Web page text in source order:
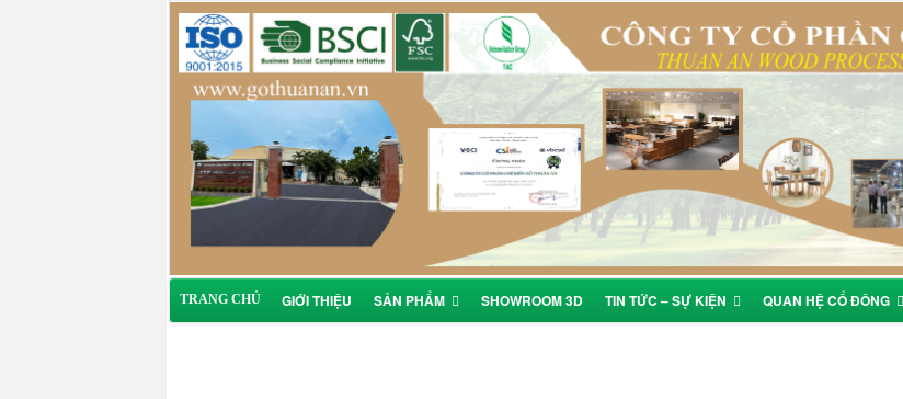
TRANG CHỦ GIỚI THIỆU SẢN PHẨM SHOWROOM 3D TIN TỨC – SỰ KIỆN QUAN HỆ CỔ ĐÔNG